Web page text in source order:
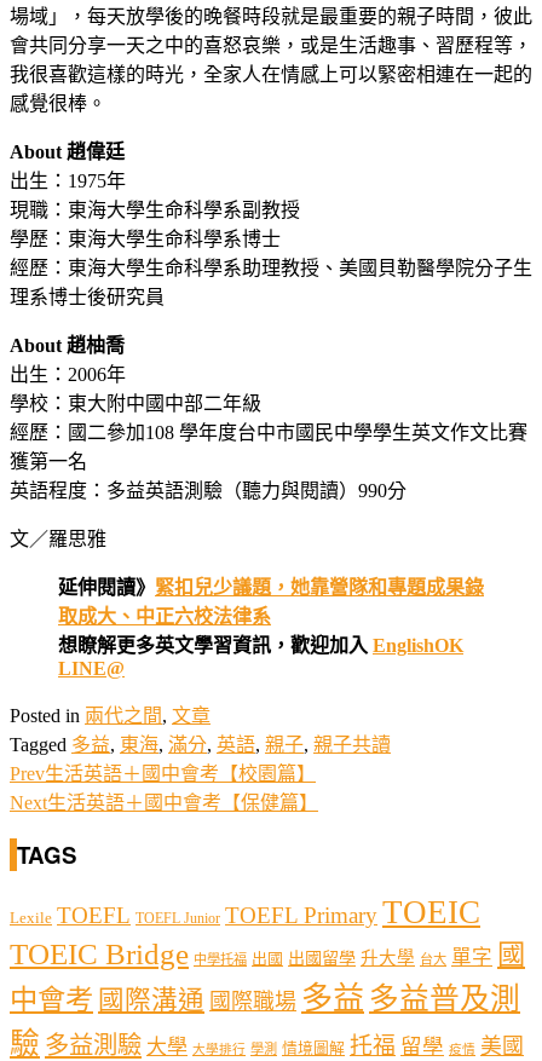
場域」，每天放學後的晚餐時段就是最重要的親子時間，彼此
會共同分享一天之中的喜怒哀樂，或是生活趣事、習歷程等，
我很喜歡這樣的時光，全家人在情感上可以緊密相連在一起的
感覺很棒。
About 趙偉廷
出生：1975年
現職：東海大學生命科學系副教授
學歷：東海大學生命科學系博士
經歷：東海大學生命科學系助理教授、美國貝勒醫學院分子生
理系博士後研究員
About 趙柚喬
出生：2006年
學校：東大附中國中部二年級
經歷：國二參加108 學年度台中市國民中學學生英文作文比賽
獲第一名
英語程度：多益英語測驗（聽力與閱讀）990分
文／羅思雅
延伸閱讀》 緊扣兒少議題，她靠營隊和專題成果錄
取成大、中正六校法律系
想瞭解更多英文學習資訊，歡迎加入 EnglishOK
LINE@
Posted in 兩代之間, 文章
Tagged 多益, 東海, 滿分, 英語, 親子, 親子共讀
Prev生活英語＋國中會考【校園篇】
Next生活英語＋國中會考【保健篇】
TAGS
Lexile TOEFL TOEFL Junior TOEFL PrimaryTOEIC
TOEIC Bridge 中學托福 出國 出國留學 升大學 台大 單字 國
中會考 國際溝通 國際職場 多益 多益普及測
驗 多益測驗 大學 大學排行 學測 情境圖解 托福 留學 疫情 美國